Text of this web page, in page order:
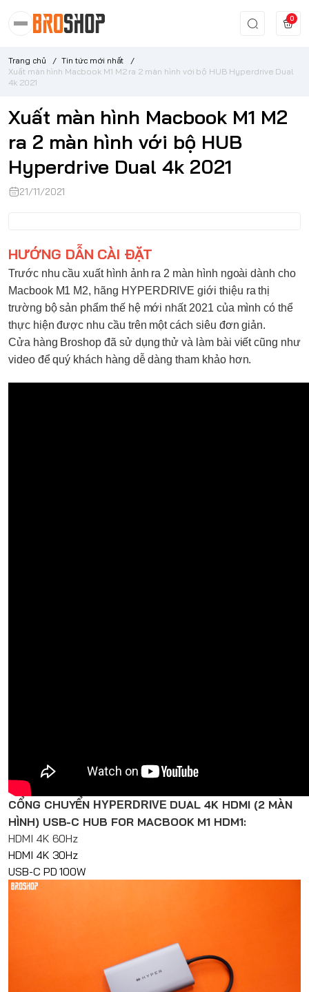
0
Trang chủ / Tin tức mới nhất
/
Xuất màn hình Macbook M1 M2 ra 2 màn hình với bộ HUB Hyperdrive Dual
4k 2021
Xuất màn hình Macbook M1 M2
ra 2 màn hình với bộ HUB
Hyperdrive Dual 4k 2021
21/11/2021
HƯỚNG DẪN CÀI ĐẶT
Trước nhu cầu xuất hình ảnh ra 2 màn hình ngoài dành cho
Macbook M1 M2, hãng HYPERDRIVEgiới thiệu ra thị
trường bộ sản phẩm thế hệ mới nhất 2021 của mình có thể
thực hiện được nhu cầu trên một cách siêu đơn giản.
Cửa hàng Broshop đã sử dụng thử và làm bài viết cũng như
video để quý khách hàng dễ dàng tham khảo hơn.
CỔNG CHUYỂN HYPERDRIVE DUAL 4K HDMI (2 MÀN
HÌNH) USB-C HUB FOR MACBOOK M1 HDM1:
HDMI 4K 60Hz
HDMI 4K 30Hz
USB-C PD 100W